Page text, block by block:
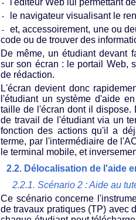
- l'éditeur Web lui permettant
- le navigateur visualisant le
-et, accessoirement, une ou
code ou de trouver des
De même, un étudiant devant
sur son écran : le portail Web,
de rédaction.
L'écran devient donc
l'étudiant un système d'aide
taille de l'écran dont il dispose.
de travail de l'étudiant via un
fonction des actions qu'il a
terme, par l'intermédiaire de
le terminal mobile, et
2.2. Délocalisation de l'aide
2.2.1. Scénario 2 : Aide au
Ce scénario concerne
de travaux pratiques (TP) avec